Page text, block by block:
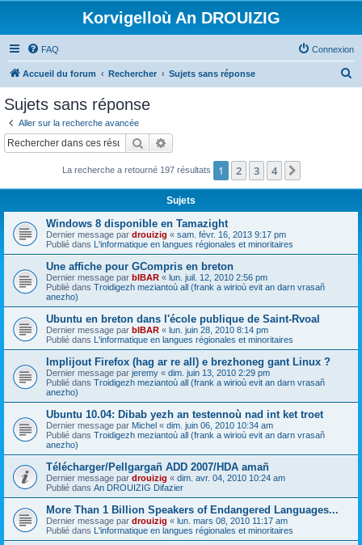
Korvigelloù An DROUIZIG
FAQ Connexion
Accueil du forum Rechercher Sujets sans réponse
c
Sujets sans réponse
Aller sur la recherche avancée
Rechercher
La recherche a retourné 197 résultats 1 2 3 4
Sujets
Windows 8 disponible en Tamazight
Dernier message par drouizig « sam. févr. 16, 2013 9:17 pm
Publié dans L'informatique en langues régionales et minoritaires
Une affiche pour GCompris en breton
Dernier message par bIBAR « lun. juil. 12, 2010 2:56 pm
Publié dans Troidigezh meziantoù all (frank a wirioù evit an darn vrasañ
anezho)
Ubuntu en breton dans l'école publique de Saint-Rvoal
Dernier message par bIBAR « lun. juin 28, 2010 8:14 pm
Publié dans L'informatique en langues régionales et minoritaires
Implijout Firefox (hag ar re all) e brezhoneg gant Linux ?
Dernier message par jeremy « dim. juin 13, 2010 2:29 pm
Publié dans Troidigezh meziantoù all (frank a wirioù evit an darn vrasañ
anezho)
Ubuntu 10.04: Dibab yezh an testennoù nad int ket troet
Dernier message par Michel « dim. juin 06, 2010 10:34 am
Publié dans Troidigezh meziantoù all (frank a wirioù evit an darn vrasañ
anezho)
Télécharger/Pellgargañ ADD 2007/HDA amañ
Dernier message par drouizig « dim. avr. 04, 2010 10:24 am
Publié dans An DROUIZIG Difazier
More Than 1 Billion Speakers of Endangered Languages...
Dernier message par drouizig « lun. mars 08, 2010 11:17 am
Publié dans L'informatique en langues régionales et minoritaires